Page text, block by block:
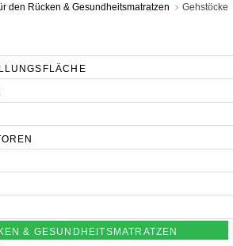
den Rücken & Gesundheitsmatratzen Gehstöcke
& GESUNDHEITSMATRATZEN